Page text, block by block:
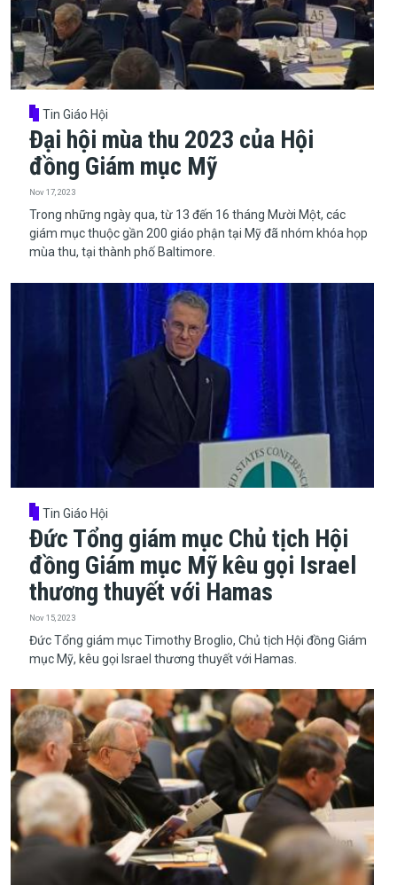
Tin Giáo Hội
Đại hội mùa thu 2023 của Hội
đồng Giám mục Mỹ
Nov 17, 2023
​​​​​​​Trong những ngày qua, từ 13 đến 16 tháng Mười Một, các
giám mục thuộc gần 200 giáo phận tại Mỹ đã nhóm khóa họp
mùa thu, tại thành phố Baltimore.
Tin Giáo Hội
Đức Tổng giám mục Chủ tịch Hội
đồng Giám mục Mỹ kêu gọi Israel
thương thuyết với Hamas
Nov 15, 2023
​​​​​​​Đức Tổng giám mục Timothy Broglio, Chủ tịch Hội đồng Giám
mục Mỹ, kêu gọi Israel thương thuyết với Hamas.